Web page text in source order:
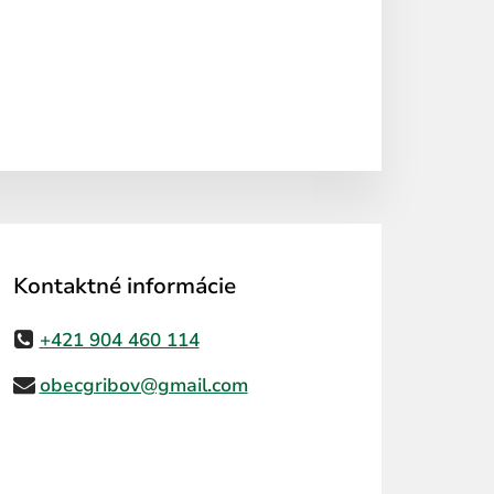
Kontaktné informácie
+421 904 460 114
obecgribov@gmail.com